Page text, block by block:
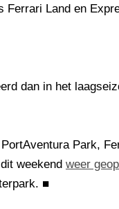
Land en
dan in het
Park,
weekend weer
■